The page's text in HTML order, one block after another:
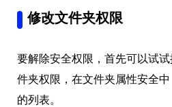
修改文件夹权限
要解除安全权限，首先可以试
件夹权限，在文件夹属性安全
的列表。